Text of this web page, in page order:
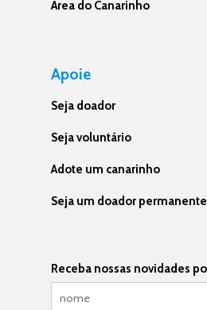
Área do Canarinho
Apoie
Seja doador
Seja voluntário
Adote um canarinho
Seja um doador permanente
Receba nossas novidades